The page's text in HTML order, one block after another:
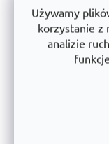
Używamy
korzystanie z
analizie
Użyte
materiały
Obróbka
powierzchni